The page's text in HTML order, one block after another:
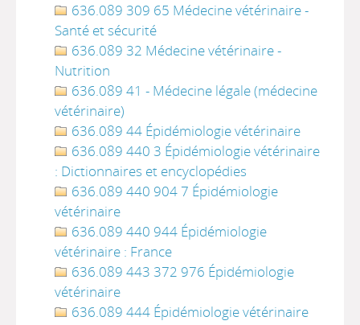
636.089 309 65 Médecine vétérinaire -
Santé et sécurité
636.089 32 Médecine vétérinaire -
Nutrition
636.089 41 - Médecine légale (médecine
vétérinaire)
636.089 44 Épidémiologie vétérinaire
636.089 440 3 Épidémiologie vétérinaire
: Dictionnaires et encyclopédies
636.089 440 904 7 Épidémiologie
vétérinaire
636.089 440 944 Épidémiologie
vétérinaire : France
636.089 443 372 976 Épidémiologie
vétérinaire
636.089 444 Épidémiologie vétérinaire